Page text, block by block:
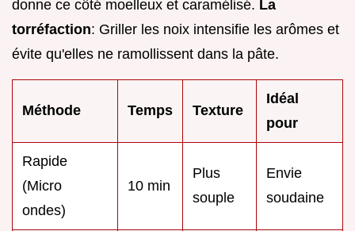
donne ce côté moelleux et caramélisé. La
torréfaction: Griller les noix intensifie les arômes et
évite qu'elles ne ramollissent dans la pâte.
Méthode Temps Texture
Idéal
pour
Rapide
(Micro
ondes)
10 min
Plus
souple
Envie
soudaine